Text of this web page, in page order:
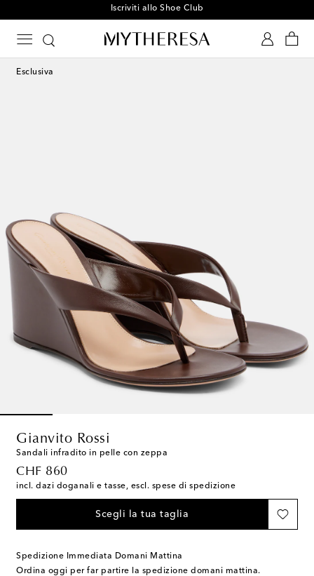
Iscriviti allo Shoe Club
Esclusiva
Gianvito Rossi
Sandali infradito in pelle con zeppa
CHF 860
original price
incl. dazi doganali e tasse, escl. spese di spedizione
Scegli la tua taglia
Spedizione Immediata Domani Mattina
Ordina oggi per far partire la spedizione domani mattina.